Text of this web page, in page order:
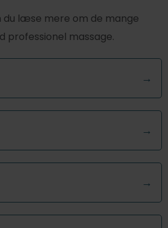
du læse mere om de mange
professionel massage.